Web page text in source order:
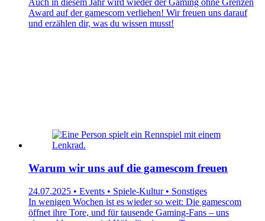
Auch in diesem Jahr wird wieder der Gaming ohne Grenzen
Award auf der gamescom verliehen! Wir freuen uns darauf
und erzählen dir, was du wissen musst!
Warum wir uns auf die gamescom freuen
24.07.2025 • Events • Spiele-Kultur • Sonstiges
In wenigen Wochen ist es wieder so weit: Die gamescom
öffnet ihre Tore, und für tausende Gaming-Fans – uns